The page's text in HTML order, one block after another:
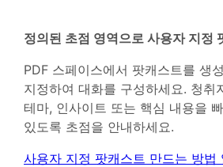
정의된 초점 영역으로 사용자 지정
PDF 스페이스에서 팟캐스트를 생
지정하여 대화를 구성하세요. 청취
테마, 인사이트 또는 핵심 내용을
있도록 초점을 안내하세요.
사용자 지정 팟캐스트 만드는 방법